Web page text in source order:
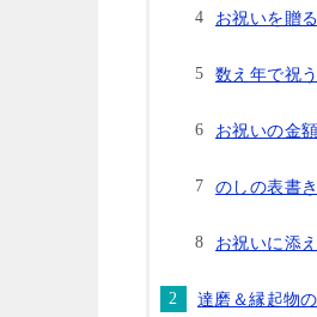
お祝いを贈
数え年で祝
お祝いの金
のしの表書
お祝いに添
達磨＆縁起物